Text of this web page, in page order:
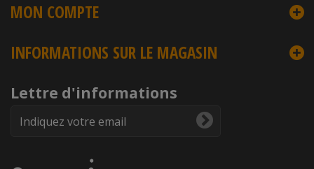
MON COMPTE
INFORMATIONS SUR LE MAGASIN
Lettre d'informations